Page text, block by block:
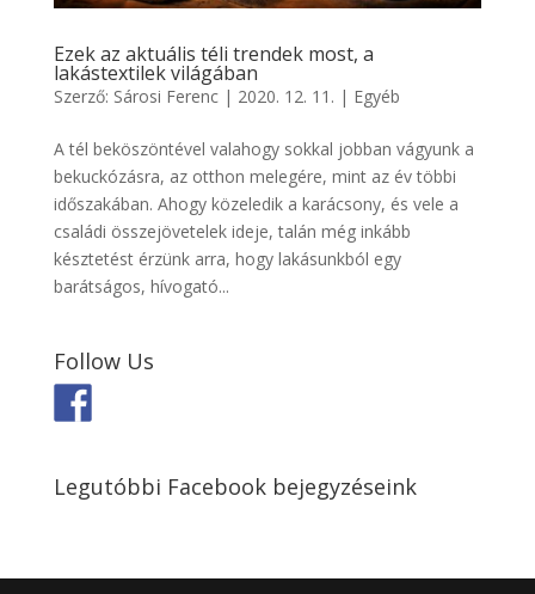
Ezek az aktuális téli trendek most, a
lakástextilek világában
Szerző: Sárosi Ferenc| 2020. 12. 11. | Egyéb
A tél beköszöntével valahogy sokkal jobban vágyunk a
bekuckózásra, az otthon melegére, mint az év többi
időszakában. Ahogy közeledik a karácsony, és vele a
családi összejövetelek ideje, talán még inkább
késztetést érzünk arra, hogy lakásunkból egy
barátságos, hívogató...
Follow Us
Legutóbbi Facebook bejegyzéseink